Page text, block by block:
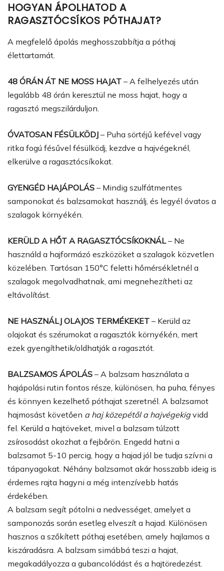
HOGYAN ÁPOLHATOD A
RAGASZTÓCSÍKOS PÓTHAJAT?
A megfelelő ápolás meghosszabbítja a póthaj
élettartamát.
48 ÓRÁN ÁT NE MOSS HAJAT – A felhelyezés után
legalább 48 órán keresztül ne moss hajat, hogy a
ragasztó megszilárduljon.
ÓVATOSAN FÉSÜLKÖDJ – Puha sörtéjű kefével vagy
ritka fogú fésűvel fésülködj, kezdve a hajvégeknél,
elkerülve a ragasztócsíkokat.
GYENGÉD HAJÁPOLÁS – Mindig szulfátmentes
samponokat és balzsamokat használj, és legyél óvatos a
szalagok környékén.
KERÜLD A HŐT A RAGASZTÓCSÍKOKNÁL– Ne
használd a hajformázó eszközöket a szalagok közvetlen
közelében. Tartósan 150°C feletti hőmérsékletnél a
szalagok megolvadhatnak, ami megnehezítheti az
eltávolítást.
NE HASZNÁLJ OLAJOS TERMÉKEKET – Kerüld az
olajokat és szérumokat a ragasztók környékén, mert
ezek gyengíthetik/oldhatják a ragasztót.
BALZSAMOS ÁPOLÁS – A balzsam használata a
hajápolási rutin fontos része, különösen, ha puha, fényes
és könnyen kezelhető póthajat szeretnél. A balzsamot
hajmosást követően a haj közepétől a hajvégekigvidd
fel. Kerüld a hajtöveket, mivel a balzsam túlzott
zsírosodást okozhat a fejbőrön. Engedd hatni a
balzsamot 5-10 percig, hogy a hajad jól be tudja szívni a
tápanyagokat. Néhány balzsamot akár hosszabb ideig is
érdemes rajta hagyni a még intenzívebb hatás
érdekében.
A balzsam segít pótolni a nedvességet, amelyet a
samponozás során esetleg elveszít a hajad. Különösen
hasznos a szőkített póthaj esetében, amely hajlamos a
kiszáradásra. A balzsam simábbá teszi a hajat,
megakadályozza a gubancolódást és a hajtöredezést.